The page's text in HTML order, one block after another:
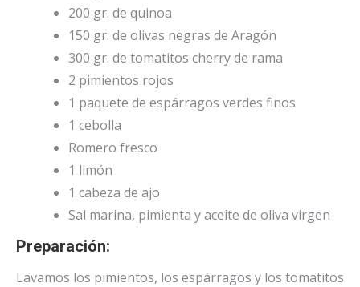
200 gr. de quinoa
150 gr. de olivas negras de Aragón
300 gr. de tomatitos cherry de rama
2 pimientos rojos
1 paquete de espárragos verdes finos
1 cebolla
Romero fresco
1 limón
1 cabeza de ajo
Sal marina, pimienta y aceite de oliva virgen
Preparación:
Lavamos los pimientos, los espárragos y los tomatitos